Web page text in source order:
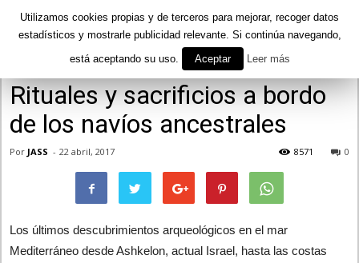
Misterios
Rituales y sacrificios a bordo
de los navíos ancestrales
Por JASS - 22 abril, 2017 0
8571
Los últimos descubrimientos arqueológicos en el mar
Mediterráneo desde Ashkelon, actual Israel, hasta las costas
Utilizamos cookies propias y de terceros para mejorar, recoger datos
estadísticos y mostrarle publicidad relevante. Si continúa navegando,
está aceptando su uso.
Aceptar Leer más